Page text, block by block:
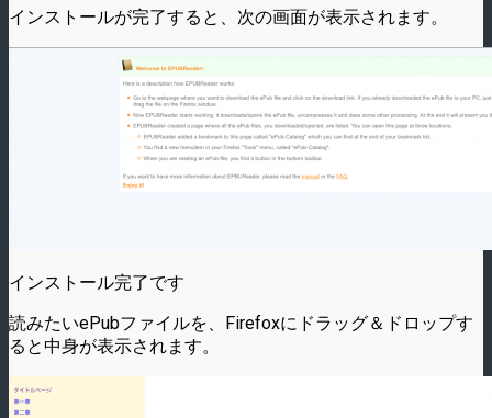
インストールが完了すると、次の画面が表示されます。
インストール完了です
読みたいePubファイルを、Firefoxにドラッグ＆ドロップす
ると中身が表示されます。